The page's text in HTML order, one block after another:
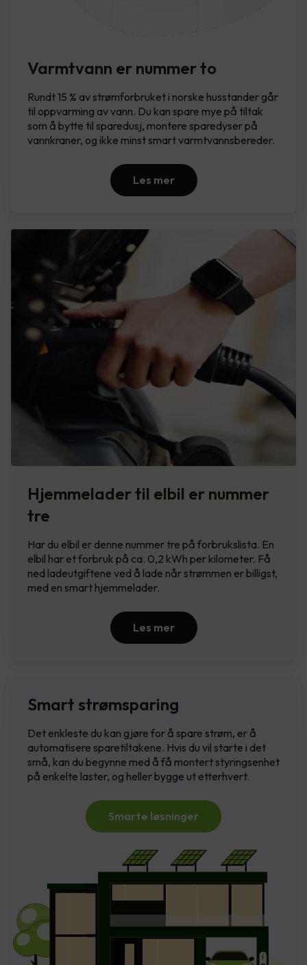
Varmtvann er nummer to
Rundt 15 % av strømforbruket i norske husstander går
til oppvarming av vann. Du kan spare mye på tiltak
som å bytte til sparedusj, montere sparedyser på
vannkraner, og ikke minst smart varmtvannsbereder.
Les mer
Hjemmelader til elbil er nummer
tre
Har du elbil er denne nummer tre på forbrukslista. En
elbil har et forbruk på ca. 0,2 kWh per kilometer. Få
ned ladeutgiftene ved å lade når strømmen er billigst,
med en smart hjemmelader.
Les mer
Smart strømsparing
Det enkleste du kan gjøre for å spare strøm, er å
automatisere sparetiltakene. Hvis du vil starte i det
små, kan du begynne med å få montert styringsenhet
på enkelte laster, og heller bygge ut etterhvert.
Smarte løsninger